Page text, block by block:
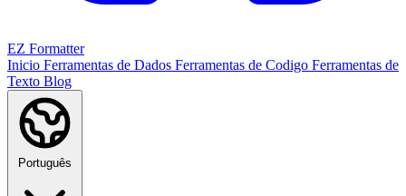
EZ Formatter
Inicio Ferramentas de Dados Ferramentas de Codigo Ferramentas de
Texto Blog
Português